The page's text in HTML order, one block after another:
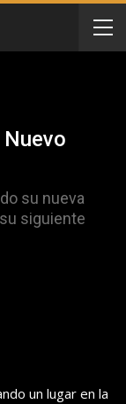
su nueva
siguiente
un lugar en la